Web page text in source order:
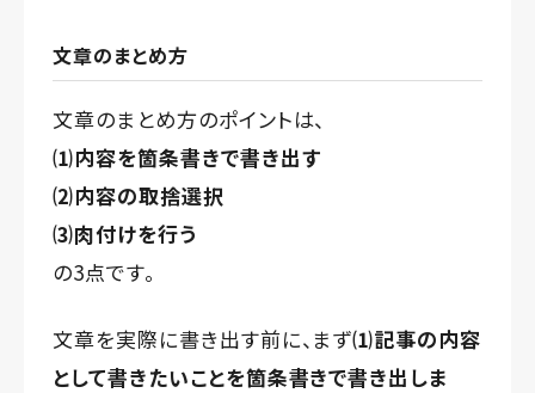
文章のまとめ方
文章のまとめ方のポイントは、
⑴内容を箇条書きで書き出す
⑵内容の取捨選択
⑶肉付けを行う
の3点です。
文章を実際に書き出す前に、まず⑴記事の内容
として書きたいことを箇条書きで書き出しま